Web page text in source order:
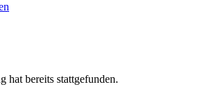
hat bereits stattgefunden.